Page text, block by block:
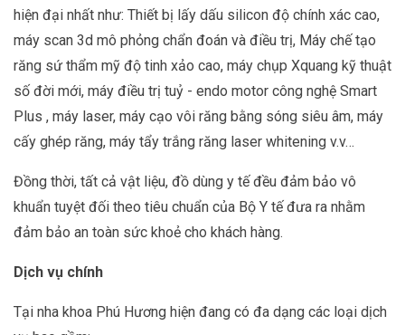
hiện đại nhất như: Thiết bị lấy dấu silicon độ chính xác cao,
máy scan 3d mô phỏng chẩn đoán và điều trị, Máy chế tạo
răng sứ thẩm mỹ độ tinh xảo cao, máy chụp Xquang kỹ thuật
số đời mới, máy điều trị tuỷ - endo motor công nghệ Smart
Plus , máy laser, máy cạo vôi răng bằng sóng siêu âm, máy
cấy ghép răng, máy tẩy trắng răng laser whitening v.v…
Đồng thời, tất cả vật liệu, đồ dùng y tế đều đảm bảo vô
khuẩn tuyệt đối theo tiêu chuẩn của Bộ Y tế đưa ra nhằm
đảm bảo an toàn sức khoẻ cho khách hàng.
Dịch vụ chính
Tại nha khoa Phú Hương hiện đang có đa dạng các loại dịch